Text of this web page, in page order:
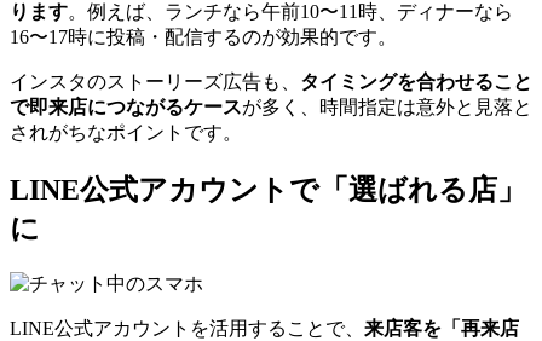
ります。例えば、ランチなら午前10〜11時、ディナーなら
16〜17時に投稿・配信するのが効果的です。
インスタのストーリーズ広告も、 タイミングを合わせること
で即来店につながるケースが多く、時間指定は意外と見落と
されがちなポイントです。
LINE公式アカウントで「選ばれる店」
に
LINE公式アカウントを活用することで、 来店客を「再来店